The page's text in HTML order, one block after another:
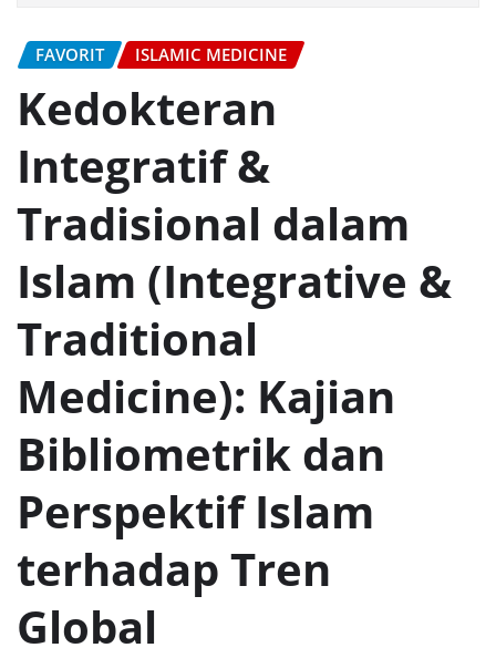
FAVORIT ISLAMIC MEDICINE
Kedokteran
Integratif &
Tradisional dalam
Islam (Integrative &
Traditional
Medicine): Kajian
Bibliometrik dan
Perspektif Islam
terhadap Tren
Global